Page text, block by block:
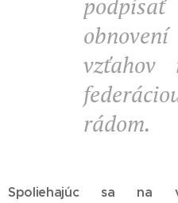
vzťahov
rádom.
Spoliehajúc sa na